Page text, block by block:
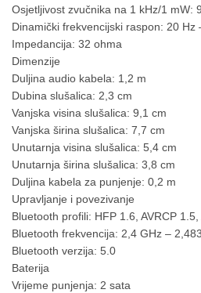
Osjetljivost zvučnika na 1 kHz/1 mW:
Dinamički frekvencijski raspon: 20 Hz
Impedancija: 32 ohma
Dimenzije
Duljina audio kabela: 1,2 m
Dubina slušalica: 2,3 cm
Vanjska visina slušalica: 9,1 cm
Vanjska širina slušalica: 7,7 cm
Unutarnja visina slušalica: 5,4 cm
Unutarnja širina slušalica: 3,8 cm
Duljina kabela za punjenje: 0,2 m
Upravljanje i povezivanje
Bluetooth profili: HFP 1.6, AVRCP 1.5,
Bluetooth frekvencija: 2,4 GHz –
Bluetooth verzija: 5.0
Baterija
Vrijeme punjenja: 2 sata